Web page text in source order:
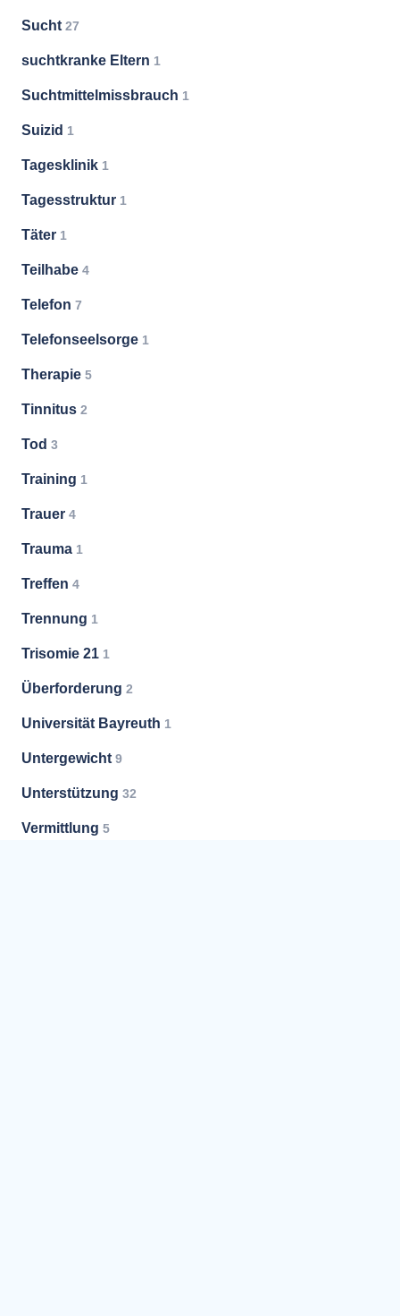
Sucht 27
suchtkranke Eltern 1
Suchtmittelmissbrauch 1
Suizid 1
Tagesklinik 1
Tagesstruktur 1
Täter 1
Teilhabe 4
Telefon 7
Telefonseelsorge 1
Therapie 5
Tinnitus 2
Tod 3
Training 1
Trauer 4
Trauma 1
Treffen 4
Trennung 1
Trisomie 21 1
Überforderung 2
Universität Bayreuth 1
Untergewicht 9
Unterstützung 32
Vermittlung 5